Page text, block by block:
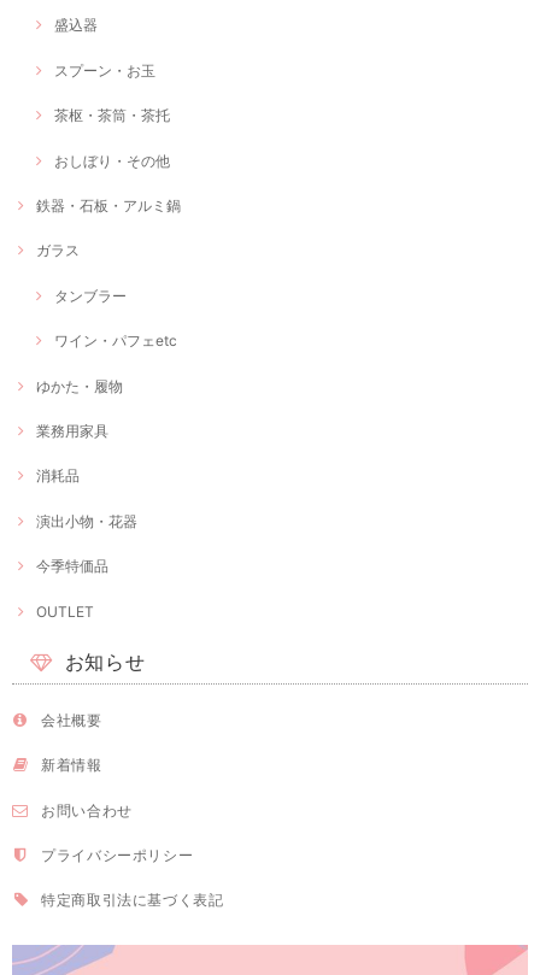
盛込器
スプーン・お玉
茶枢・茶筒・茶托
おしぼり・その他
鉄器・石板・アルミ鍋
ガラス
タンブラー
ワイン・パフェetc
ゆかた・履物
業務用家具
消耗品
演出小物・花器
今季特価品
OUTLET
お知らせ
会社概要
新着情報
お問い合わせ
プライバシーポリシー
特定商取引法に基づく表記